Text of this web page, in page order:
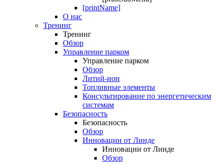
[printName]
О нас
Тренинг
Тренинг
Обзор
Управление парком
Управление парком
Обзор
Литий-ион
Топливные элементы
Консультирование по энергетическим
системам
Безопасность
Безопасность
Обзор
Инновации от Линде
Инновации от Линде
Обзор